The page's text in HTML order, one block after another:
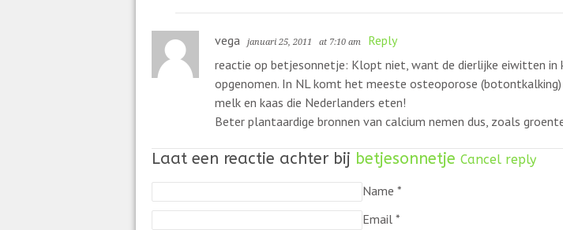
vega januari 25, 2011 at 7:10 am
Reply
reactie op betjesonnetje: Klopt niet, want de dierlijke eiwitten
opgenomen. In NL komt het meeste osteoporose
melk en kaas die Nederlanders eten!
Beter plantaardige bronnen van calcium nemen dus, zoals
Laat een reactie achter bij betjesonnetje Cancel reply
Name *
Email *